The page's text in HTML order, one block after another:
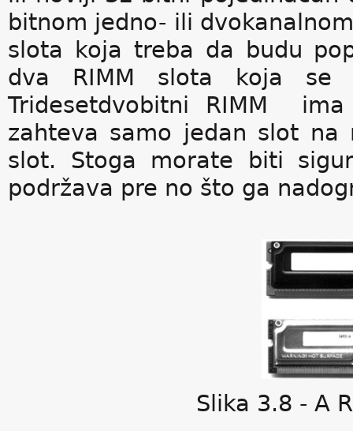
bitnom jedno- ili
slota koja treba da budu
dva RIMM slota koja se
Tridesetdvobitni RIMM
zahteva samo jedan slot
slot. Stoga morate biti
podržava pre no što ga
Slika 3.8 - A